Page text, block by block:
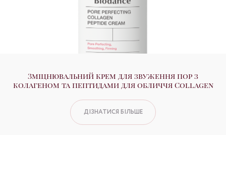
Зміцнювальний крем для звуження пор з
колагеном та пептидами для обличчя Collagen
ДІЗНАТИСЯ БІЛЬШЕ